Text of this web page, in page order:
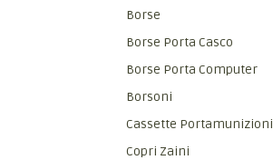
Borse
Borse Porta Casco
Borse Porta Computer
Borsoni
Cassette Portamunizioni
Copri Zaini